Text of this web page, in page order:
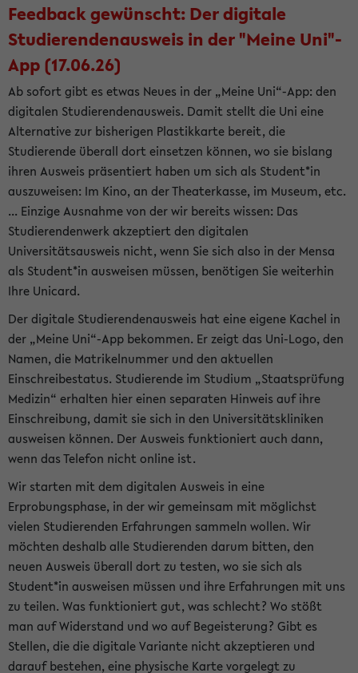
Feedback gewünscht: Der digitale
Studierendenausweis in der "Meine Uni"-
App (17.06.26)
Ab sofort gibt es etwas Neues in der „Meine Uni“-App: den
digitalen Studierendenausweis. Damit stellt die Uni eine
Alternative zur bisherigen Plastikkarte bereit, die
Studierende überall dort einsetzen können, wo sie bislang
ihren Ausweis präsentiert haben um sich als Student*in
auszuweisen: Im Kino, an der Theaterkasse, im Museum, etc.
... Einzige Ausnahme von der wir bereits wissen: Das
Studierendenwerk akzeptiert den digitalen
Universitätsausweis nicht, wenn Sie sich also in der Mensa
als Student*in ausweisen müssen, benötigen Sie weiterhin
Ihre Unicard.
Der digitale Studierendenausweis hat eine eigene Kachel in
der „Meine Uni“-App bekommen. Er zeigt das Uni-Logo, den
Namen, die Matrikelnummer und den aktuellen
Einschreibestatus. Studierende im Studium „Staatsprüfung
Medizin“ erhalten hier einen separaten Hinweis auf ihre
Einschreibung, damit sie sich in den Universitätskliniken
ausweisen können. Der Ausweis funktioniert auch dann,
wenn das Telefon nicht online ist.
Wir starten mit dem digitalen Ausweis in eine
Erprobungsphase, in der wir gemeinsam mit möglichst
vielen Studierenden Erfahrungen sammeln wollen. Wir
möchten deshalb alle Studierenden darum bitten, den
neuen Ausweis überall dort zu testen, wo sie sich als
Student*in ausweisen müssen und ihre Erfahrungen mit uns
zu teilen. Was funktioniert gut, was schlecht? Wo stößt
man auf Widerstand und wo auf Begeisterung? Gibt es
Stellen, die die digitale Variante nicht akzeptieren und
darauf bestehen, eine physische Karte vorgelegt zu